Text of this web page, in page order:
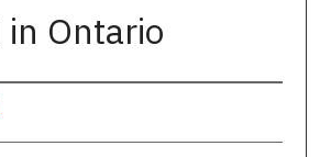
Ontario